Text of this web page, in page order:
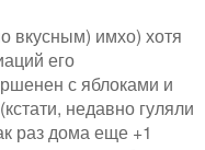
вкусным) имхо) хотя
его
с яблоками и
недавно гуляли
раз дома еще +1